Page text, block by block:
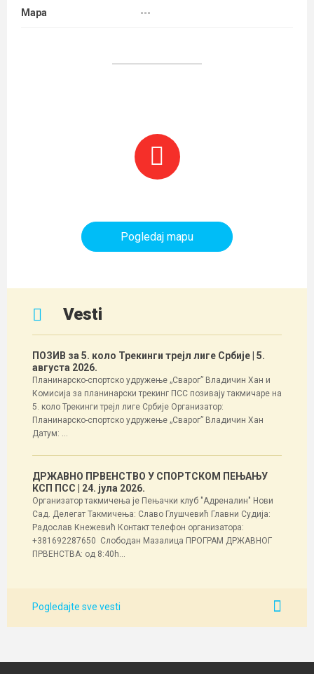
Mapa
---
Pogledaj mapu
Vesti
ПОЗИВ за 5. коло Трекинги трејл лиге Србије | 5.
августа 2026.
Планинарско-спортско удружење „Сварог” Владичин Хан и
Комисија за планинарски трекинг ПСС позивају такмичаре на
5. коло Трекинги трејл лиге Србије Организатор:
Планинарско-спортско удружење „Сварог” Владичин Хан
Датум: ...
ДРЖАВНО ПРВЕНСТВО У СПОРТСКОМ ПЕЊАЊУ
КСП ПСС
| 24. јула 2026.
Организатор такмичења је Пењачки клуб "Адреналин" Нови
Сад. Делегат Такмичења: Славо Глушчевић Главни Судија:
Радослав Кнежевић Контакт телефон организатора:
+381692287650 Слободан Мазалица ПРОГРАМ ДРЖАВНОГ
ПРВЕНСТВА: од 8:40h...
Pogledajte sve vesti